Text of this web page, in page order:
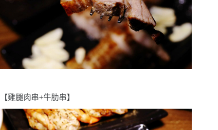
【雞腿肉串+牛肋串】